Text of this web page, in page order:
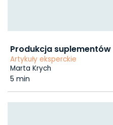
Produkcja
Artykuły eksperckie
Marta Krych
5 min